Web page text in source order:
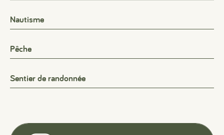
Nautisme
Pêche
Sentier de randonnée